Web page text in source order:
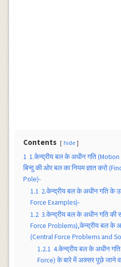
Contents hide
1 1.केन्द्रीय बल के अधीन गति
बिन्दु की ओर बल का नियम ज्ञात करो
Pole)-
1.1 2.केन्द्रीय बल के अधीन गति के
Force Examples)-
1.2 3.केन्द्रीय बल के अधीन गति की
Force Problems),केन्द्रीय बल के
(Central Force Problems and
1.2.1 4.केन्द्रीय बल के अधीन
Force) के बारे में अक्सर पूछे जाने